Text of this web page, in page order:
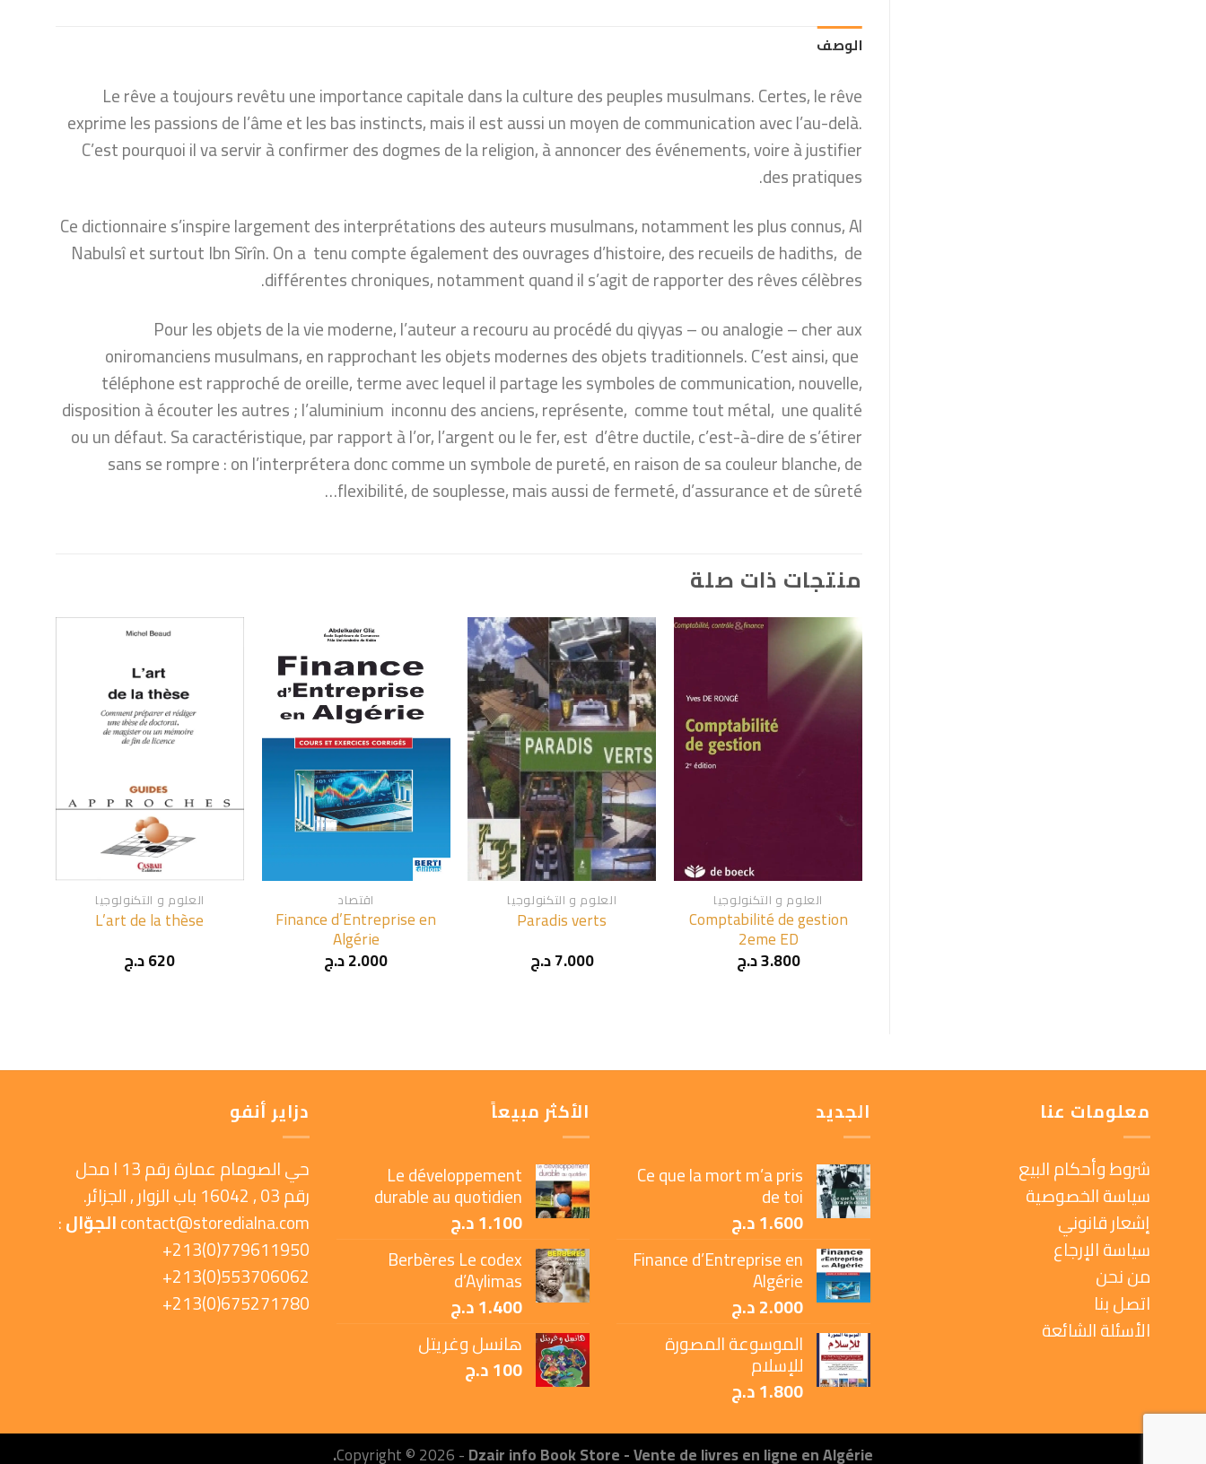
الوصف
Le rêve a toujours revêtu une importance capitale dans la culture des peuples musulmans. Certes, le rêve
exprime les passions de l’âme et les bas instincts, mais il est aussi un moyen de communication avec l’au-delà.
C’est pourquoi il va servir à confirmer des dogmes de la religion, à annoncer des événements, voire à justifier
des pratiques.
Ce dictionnaire s’inspire largement des interprétations des auteurs musulmans, notamment les plus connus, Al
Nabulsî et surtout Ibn Sîrîn. On a tenu compte également des ouvrages d’histoire, des recueils de hadiths, de
différentes chroniques, notamment quand il s’agit de rapporter des rêves célèbres.
Pour les objets de la vie moderne, l’auteur a recouru au procédé du qiyyas – ou analogie – cher aux
oniromanciens musulmans, en rapprochant les objets modernes des objets traditionnels. C’est ainsi, que
téléphone est rapproché de oreille, terme avec lequel il partage les symboles de communication, nouvelle,
disposition à écouter les autres ; l’aluminium inconnu des anciens, représente, comme tout métal, une qualité
ou un défaut. Sa caractéristique, par rapport à l’or, l’argent ou le fer, est d’être ductile, c’est-à-dire de s’étirer
sans se rompre : on l’interprétera donc comme un symbole de pureté, en raison de sa couleur blanche, de
flexibilité, de souplesse, mais aussi de fermeté, d’assurance et de sûreté…
منتجات ذات صلة
العلوم و التكنولوجيا
Comptabilité de gestion
2eme ED
3.800د.ج
+
العلوم و التكنولوجيا
Paradis verts
7.000د.ج
اقتصاد
Finance d’Entreprise en
Algérie
2.000د.ج
العلوم و التكنولوجيا
L’art de la thèse
620د.ج
معلومات عنا
شروط وأحكام البيع
سياسة الخصوصية
إشعار قانوني
سياسة الإرجاع
من نحن
اتصل بنا
الأسئلة الشائعة
الجديد
Ce que la mort m’a pris
de toi
1.600د.ج
Finance d’Entreprise en
Algérie
2.000د.ج
الموسوعة المصورة
للإسلام
1.800د.ج
الأكثر مبيعاً
Le développement
durable au quotidien
1.100د.ج
Berbères Le codex
d’Aylimas
1.400د.ج
هانسل وغريتل
100د.ج
دزاير أنفو
حي الصومام عمارة رقم 13 ا محل
رقم 03 , 16042 باب الزوار , الجزائر.
contact@storedialna.comالجوّال:
779611950(0)213+
553706062(0)213+
675271780(0)213+
Copyright © 2026 -Dzair info Book Store - Vente de livres en ligne en Algérie.